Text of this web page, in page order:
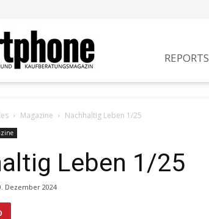
REPORTS
Magazine Nachhaltig Leben 1/25
Leben 1/25
Dezember 2024